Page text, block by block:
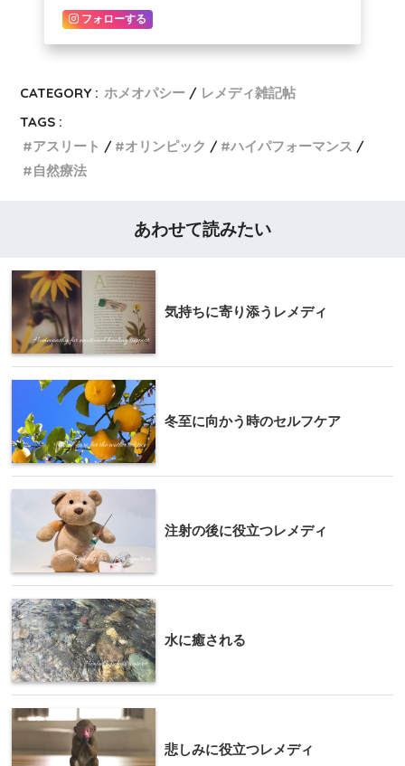
フォローする
CATEGORY : ホメオパシー
レメディ雑記帖
TAGS :
アスリート
オリンピック
ハイパフォーマンス
自然療法
あわせて読みたい
気持ちに寄り添うレメディ
冬至に向かう時のセルフケア
注射の後に役立つレメディ
水に癒される
悲しみに役立つレメディ